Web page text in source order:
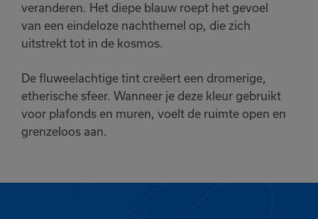
veranderen. Het diepe blauw roept het gevoel
van een eindeloze nachthemel op, die zich
uitstrekt tot in de kosmos.
De fluweelachtige tint creëert een dromerige,
etherische sfeer. Wanneer je deze kleur gebruikt
voor plafonds en muren, voelt de ruimte open en
grenzeloos aan.